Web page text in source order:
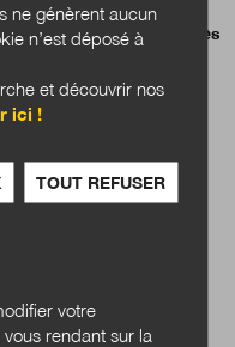
nationale des
ne génèrent aucun
n’est déposé à
et découvrir nos
ici !
TOUT REFUSER
votre
rendant sur la